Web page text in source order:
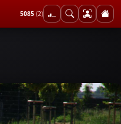
5085 (2)